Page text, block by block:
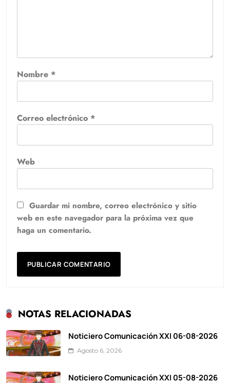
Nombre *
Correo electrónico *
Web
Guardar mi nombre, correo electrónico y sitio
web en este navegador para la próxima vez que
haga un comentario.
NOTAS RELACIONADAS
Noticiero Comunicación XXI 06-08-2026
Agosto 6, 2026
Noticiero Comunicación XXI 05-08-2026